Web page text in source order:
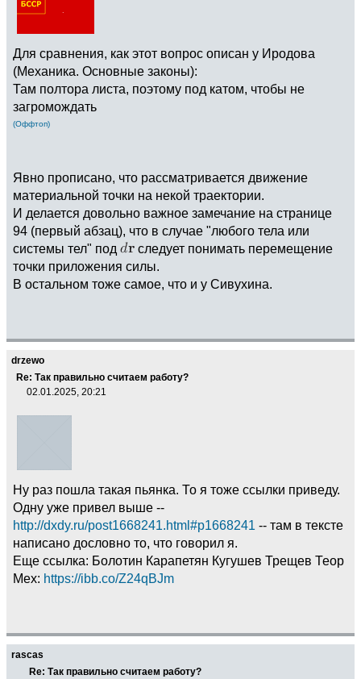
Для сравнения, как этот вопрос описан у Иродова
(Механика. Основные законы):
Там полтора листа, поэтому под катом, чтобы не
загромождать
(Оффтоп)
Явно прописано, что рассматривается движение
материальной точки на некой траектории.
И делается довольно важное замечание на странице
94 (первый абзац), что в случае "любого тела или
системы тел" под
следует понимать перемещение
точки приложения силы.
В остальном тоже самое, что и у Сивухина.
drzewo
Re: Так правильно считаем работу?
02.01.2025, 20:21
Ну раз пошла такая пьянка. То я тоже ссылки приведу.
Одну уже привел выше --
http://dxdy.ru/post1668241.html#p1668241 -- там в тексте
написано дословно то, что говорил я.
Еще ссылка: Болотин Карапетян Кугушев Трещев Теор
Мех: https://ibb.co/Z24qBJm
rascas
Re: Так правильно считаем работу?